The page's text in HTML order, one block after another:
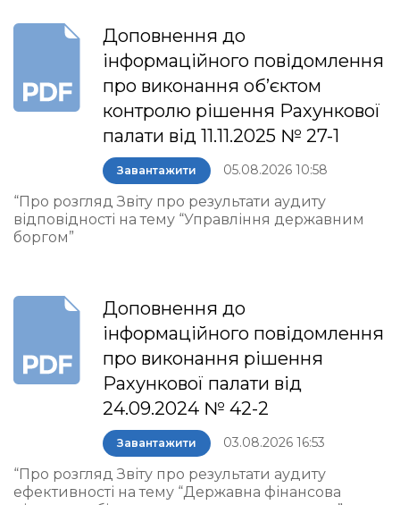
Доповнення до
інформаційного повідомлення
про виконання об’єктом
контролю рішення Рахункової
палати від 11.11.2025 № 27-1
Завантажити 05.08.2026 10:58
“Про розгляд Звіту про результати аудиту
відповідності на тему “Управління державним
боргом”
Доповнення до
інформаційного повідомлення
про виконання рішення
Рахункової палати від
24.09.2024 № 42-2
Завантажити 03.08.2026 16:53
“Про розгляд Звіту про результати аудиту
ефективності на тему “Державна фінансова